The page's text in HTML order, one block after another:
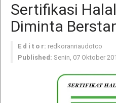
Sertifikasi
Diminta
E d i t o r: redkoranriaudotco
Published: Senin, 07 Oktober